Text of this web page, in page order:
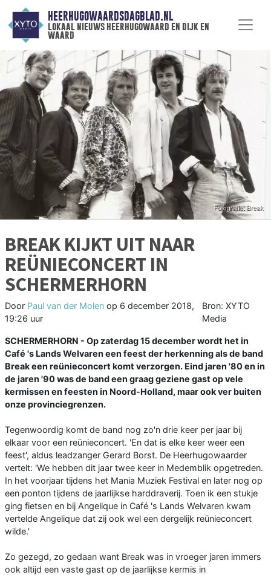
HEERHUGOWAARDSDAGBLAD.NL
lokaal nieuws heerhugowaard en dijk en
waard
BREAK KIJKT UIT NAAR
REÜNIECONCERT IN
SCHERMERHORN
Door Paul van der Molen op 6 december 2018,
19:26 uur
Bron: XYTO
Media
SCHERMERHORN - Op zaterdag 15 december wordt het in
Café 's Lands Welvaren een feest der herkenning als de band
Break een reünieconcert komt verzorgen. Eind jaren '80 en in
de jaren '90 was de band een graag geziene gast op vele
kermissen en feesten in Noord-Holland, maar ook ver buiten
onze provinciegrenzen.
Tegenwoordig komt de band nog zo'n drie keer per jaar bij
elkaar voor een reünieconcert. 'En dat is elke keer weer een
feest', aldus leadzanger Gerard Borst. De Heerhugowaarder
vertelt: 'We hebben dit jaar twee keer in Medemblik opgetreden.
In het voorjaar tijdens het Mania Muziek Festival en later nog op
een ponton tijdens de jaarlijkse harddraverij. Toen ik een stukje
ging fietsen en bij Angelique in Café 's Lands Welvaren kwam
vertelde Angelique dat zij ook wel een dergelijk reünieconcert
wilde.'
Zo gezegd, zo gedaan want Break was in vroeger jaren immers
ook altijd een vaste gast op de jaarlijkse kermis in